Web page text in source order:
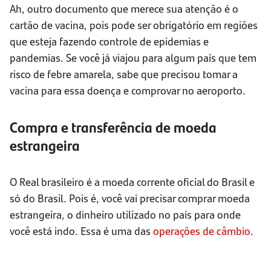
Ah, outro documento que merece sua atenção é o
cartão de vacina, pois pode ser obrigatório em regiões
que esteja fazendo controle de epidemias e
pandemias. Se você já viajou para algum país que tem
risco de febre amarela, sabe que precisou tomar a
vacina para essa doença e comprovar no aeroporto.
Compra e transferência de moeda
estrangeira
O Real brasileiro é a moeda corrente oficial do Brasil e
só do Brasil. Pois é, você vai precisar comprar moeda
estrangeira, o dinheiro utilizado no país para onde
você está indo. Essa é uma das operações de câmbio.